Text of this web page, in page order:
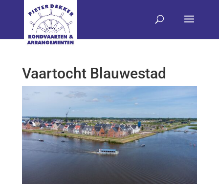
Vaartocht Blauwestad